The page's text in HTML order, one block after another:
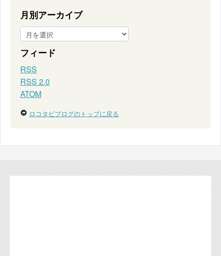
月別アーカイブ
フィード
RSS
RSS 2.0
ATOM
ロコタビブログのトップに戻る